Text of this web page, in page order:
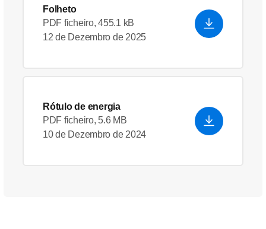
Folheto
PDF ficheiro, 455.1 kB
12 de Dezembro de 2025
Rótulo de energia
PDF ficheiro, 5.6 MB
10 de Dezembro de 2024